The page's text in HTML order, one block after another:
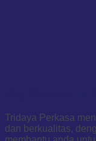
Tridaya Perkasa
dan berkualitas,